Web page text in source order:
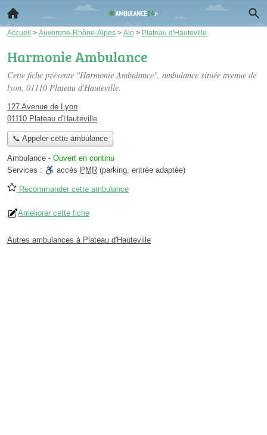
Accueil > Auvergne-Rhône-Alpes > Ain > Plateau d'Hauteville
Harmonie Ambulance
Cette fiche présente "Harmonie Ambulance", ambulance située avenue de
lyon, 01110 Plateau d'Hauteville.
127 Avenue de Lyon
01110 Plateau d'Hauteville
📞 Appeler cette ambulance
Ambulance - Ouvert en continu
Services :
accès PMR (parking, entrée adaptée)
Recommander cette ambulance
Améliorer cette fiche
Autres ambulances à Plateau d'Hauteville